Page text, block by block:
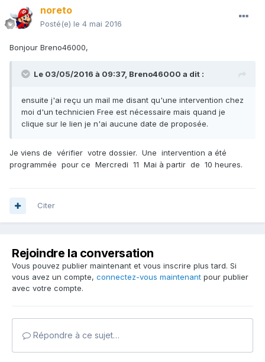
noreto
Posté(e) le 4 mai 2016
Bonjour Breno46000,
Le 03/05/2016 à 09:37, Breno46000 a dit :
ensuite j'ai reçu un mail me disant qu'une intervention chez
moi d'un technicien Free est nécessaire mais quand je
clique sur le lien je n'ai aucune date de proposée.
Je viens de vérifier votre dossier. Une intervention a été
programmée pour ce Mercredi 11 Mai à partir de 10 heures.
Citer
Rejoindre la conversation
Vous pouvez publier maintenant et vous inscrire plus tard. Si
vous avez un compte, connectez-vous maintenant pour publier
avec votre compte.
Répondre à ce sujet…